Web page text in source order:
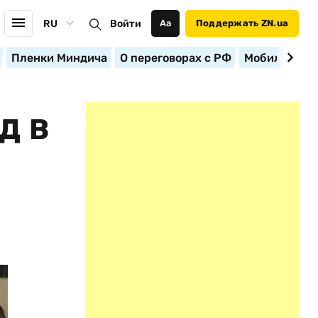
RU Войти Аа Поддержать ZN.ua
Пленки Миндича О переговорах с РФ
В